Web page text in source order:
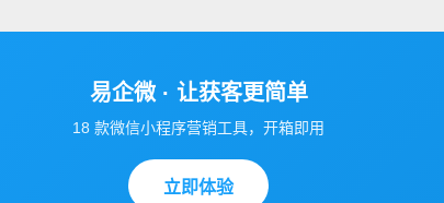
易企微 · 让获客更简单
18 款微信小程序营销工具，开箱即用
立即体验